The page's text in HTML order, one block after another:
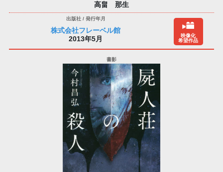
高畠 那生
株式会社フレーベル館
2013年5月
映像化
希望作品